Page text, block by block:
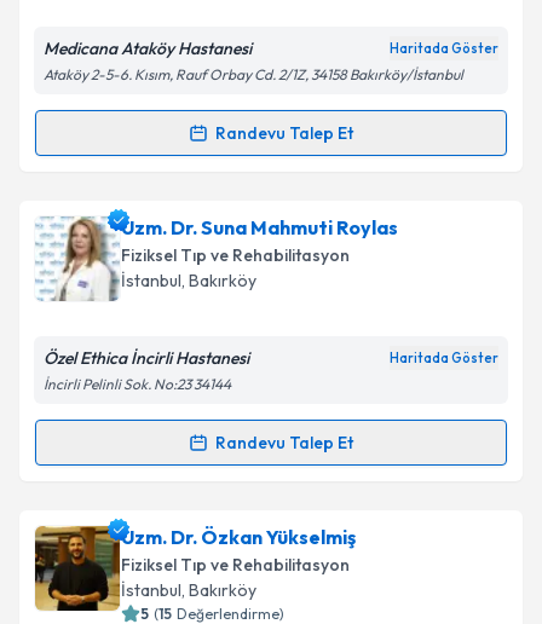
Kişisel verilerimin işlenmesine ilişkinAydınlatma
kapsamda işlenmesini kabul ediyorum.
Takvim Talebini Gönder
Medicana Ataköy Hastanesi Haritada Göster
Ataköy 2-5-6. Kısım, Rauf Orbay Cd. 2/1Z, 34158 Bakırköy/İstanbul
Randevu Talep Et
Randevu Takvimi Talebi
Uzm. Dr. Firuzan Altıniçin randevu takvimi talebi
oluşturun. Size bu uzmandan randevu almanız için bir
takvim hazırlandığında e-posta ile bilgilendireceğiz.
Kişisel verilerimin işlenmesine ilişkin
Metni'ni okudum ve kişisel verilerimin belirtilen
Takvim Talebini Gönder
Uzm. Dr. Suna Mahmuti Roylas
Fiziksel Tıp ve Rehabilitasyon
İstanbul, Bakırköy
Özel Ethica İncirli Hastanesi Haritada Göster
İncirli Pelinli Sok. No:23 34144
Randevu Talep Et
Randevu Takvimi Talebi
Uzm. Dr. Suna Mahmuti Roylasiçin randevu takvimi
talebi oluşturun. Size bu uzmandan randevu almanız
için bir takvim hazırlandığında e-posta ile
bilgilendireceğiz.
Uzm. Dr. Özkan Yükselmiş
Fiziksel Tıp ve Rehabilitasyon
İstanbul, Bakırköy
5 (15 Değerlendirme)